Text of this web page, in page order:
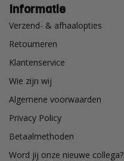
Informatie
Verzend- & afhaalopties
Retourneren
Klantenservice
Wie zijn wij
Algemene voorwaarden
Privacy Policy
Betaalmethoden
Word jij onze nieuwe collega?